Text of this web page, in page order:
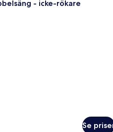
- icke-rökare
Se